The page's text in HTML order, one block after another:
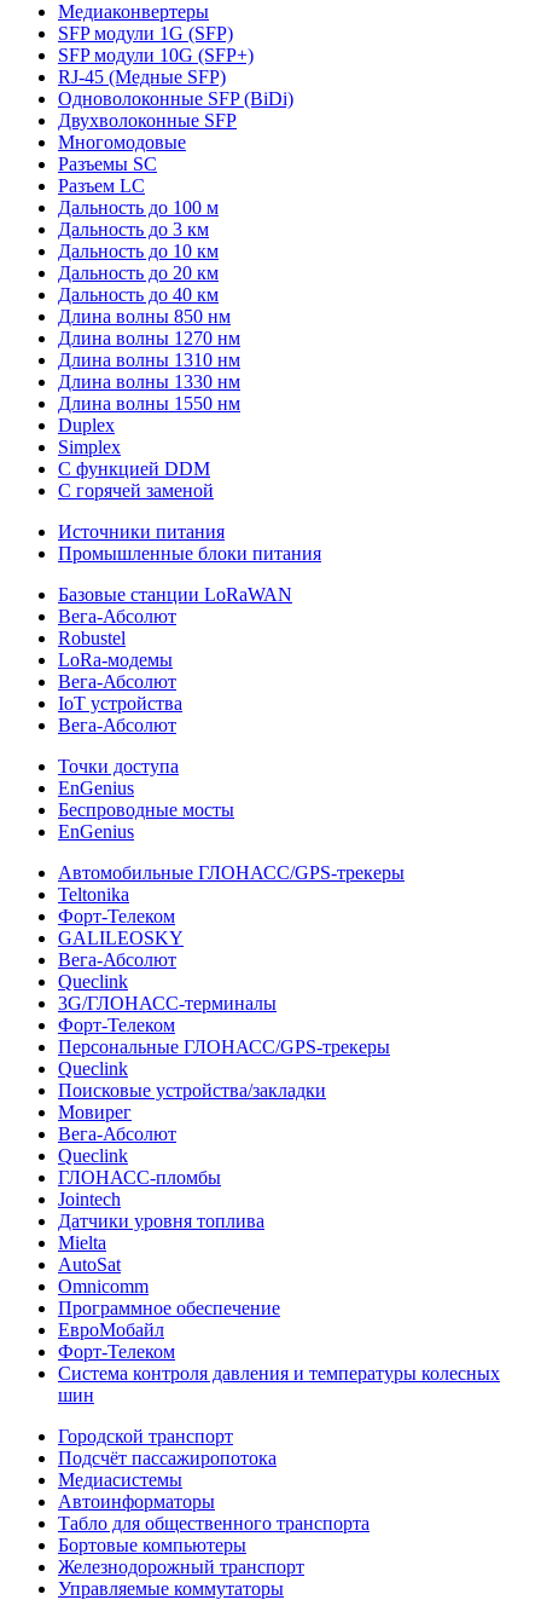
Медиаконвертеры
SFP модули 1G (SFP)
SFP модули 10G (SFP+)
RJ-45 (Медные SFP)
Одноволоконные SFP (BiDi)
Двухволоконные SFP
Многомодовые
Разъемы SC
Разъем LC
Дальность до 100 м
Дальность до 3 км
Дальность до 10 км
Дальность до 20 км
Дальность до 40 км
Длина волны 850 нм
Длина волны 1270 нм
Длина волны 1310 нм
Длина волны 1330 нм
Длина волны 1550 нм
Duplex
Simplex
С функцией DDM
С горячей заменой
Источники питания
Промышленные блоки питания
Базовые станции LoRaWAN
Вега-Абсолют
Robustel
LoRa-модемы
Вега-Абсолют
IoT устройства
Вега-Абсолют
Точки доступа
EnGenius
Беспроводные мосты
EnGenius
Автомобильные ГЛОНАСС/GPS-трекеры
Teltonika
Форт-Телеком
GALILEOSKY
Вега-Абсолют
Queclink
3G/ГЛОНАСС-терминалы
Форт-Телеком
Персональные ГЛОНАСС/GPS-трекеры
Queclink
Поисковые устройства/закладки
Мовирег
Вега-Абсолют
Queclink
ГЛОНАСС-пломбы
Jointech
Датчики уровня топлива
Mielta
AutoSat
Omnicomm
Программное обеспечение
ЕвроМобайл
Форт-Телеком
Система контроля давления и температуры колесных
шин
Городской транспорт
Подсчёт пассажиропотока
Медиасистемы
Автоинформаторы
Табло для общественного транспорта
Бортовые компьютеры
Железнодорожный транспорт
Управляемые коммутаторы